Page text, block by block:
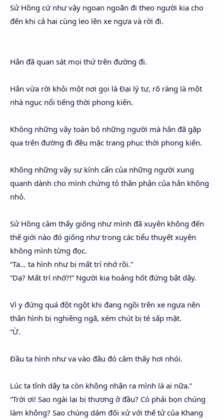
Sử Hồng cứ như vậy ngoan ngoãn đi theo người kia cho
đến khi cả hai cùng leo lên xe ngựa và rời đi.
Hắn đã quan sát mọi thứ trên đường đi.
Hắn vừa rời khỏi một nơi gọi là Đại lý tự, rõ ràng là một
nhà ngục nổi tiếng thời phong kiến.
Không những vậy toàn bộ những người mà hắn đã gặp
qua trên đường đi đều mặc trang phục thời phong kiến.
Không những vậy sự kính cẩn của những người xung
quanh dành cho mình chứng tỏ thân phận của hắn không
nhỏ.
Sử Hồng cảm thấy giống như mình đã xuyên không đến
thế giới nào đó giống như trong các tiểu thuyết xuyên
không mình từng đọc.
“Ta… ta hình như bị mất trí nhớ rồi.”
“Dạ? Mất trí nhớ?!” Người kia hoảng hốt đứng bật dậy.
Vì y đứng quá đột ngột khi đang ngồi trên xe ngựa nên
thân hình bị nghiêng ngã, xém chút bị té sấp mặt.
“Ừ.
Đầu ta hình như va vào đâu đó cảm thấy hơi nhói.
Lúc ta tỉnh dậy ta còn không nhận ra mình là ai nữa.”
“Trời ơi! Sao ngài lại bị thương ở đầu? Có phải bọn chúng
làm không? Sao chúng dám đối xử với thế tử của Khang